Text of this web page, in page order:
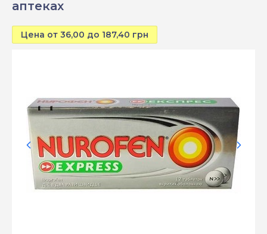
аптеках
Цена от 36,00 до 187,40 грн